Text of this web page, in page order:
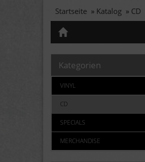
Startseite » Katalog » CD
Kategorien
VINYL
CD
SPECIALS
MERCHANDISE